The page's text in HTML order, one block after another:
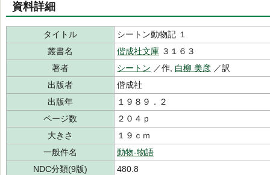
資料詳細
タイトル
シートン動物記 １
叢書名
偕成社文庫 ３１６３
著者
シートン ／作, 白柳 美彦 ／訳
出版者
偕成社
出版年
１９８９．２
ページ数
２０４ｐ
大きさ
１９ｃｍ
一般件名
動物-物語
NDC分類(9版)
480.8